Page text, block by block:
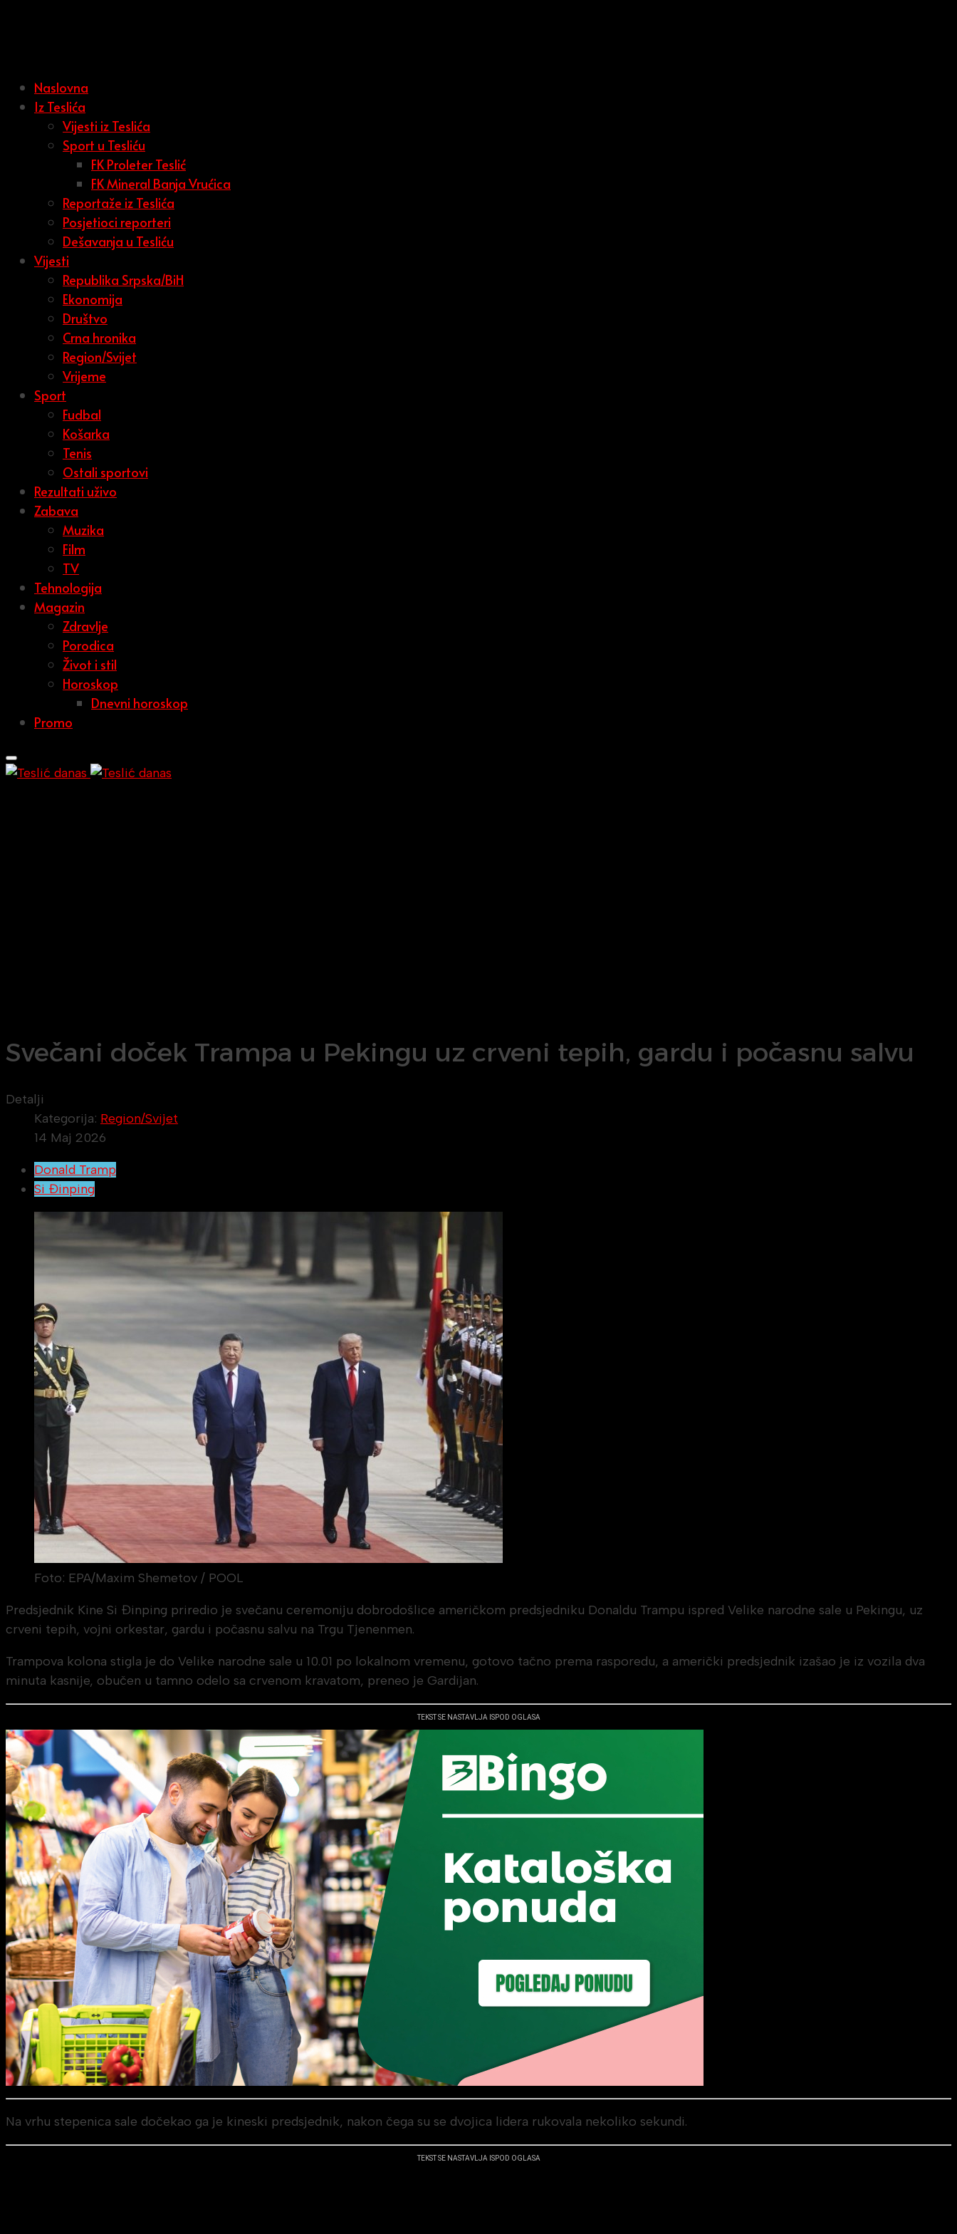
Naslovna
Iz Teslića
Vijesti iz Teslića
Sport u Tesliću
FK Proleter Teslić
FK Mineral Banja Vrućica
Reportaže iz Teslića
Posjetioci reporteri
Dešavanja u Tesliću
Vijesti
Republika Srpska/BiH
Ekonomija
Društvo
Crna hronika
Region/Svijet
Vrijeme
Sport
Fudbal
Košarka
Tenis
Ostali sportovi
Rezultati uživo
Zabava
Muzika
Film
TV
Tehnologija
Magazin
Zdravlje
Porodica
Život i stil
Horoskop
Dnevni horoskop
Promo
Svečani doček Trampa u Pekingu uz crveni tepih, gardu i počasnu salvu
Detalji
Kategorija: Region/Svijet
14 Maj 2026
Donald Tramp
Si Đinping
Foto: EPA/Maxim Shemetov / POOL
Predsjednik Kine Si Đinping priredio je svečanu ceremoniju dobrodošlice američkom predsjedniku Donaldu Trampu ispred Velike narodne sale u Pekingu, uz
crveni tepih, vojni orkestar, gardu i počasnu salvu na Trgu Tjenenmen.
Trampova kolona stigla je do Velike narodne sale u 10.01 po lokalnom vremenu, gotovo tačno prema rasporedu, a američki predsjednik izašao je iz vozila dva
minuta kasnije, obučen u tamno odelo sa crvenom kravatom, preneo je Gardijan.
TEKST SE NASTAVLJA ISPOD OGLASA
Na vrhu stepenica sale dočekao ga je kineski predsjednik, nakon čega su se dvojica lidera rukovala nekoliko sekundi.
TEKST SE NASTAVLJA ISPOD OGLASA